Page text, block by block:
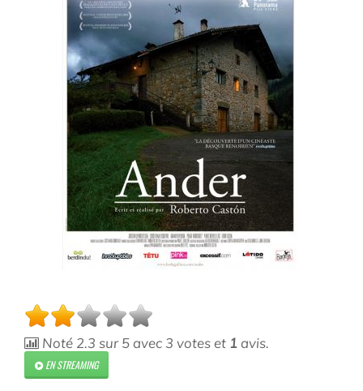
Noté 2.3 sur5 avec 3 votes et 1 avis.
EN STREAMING